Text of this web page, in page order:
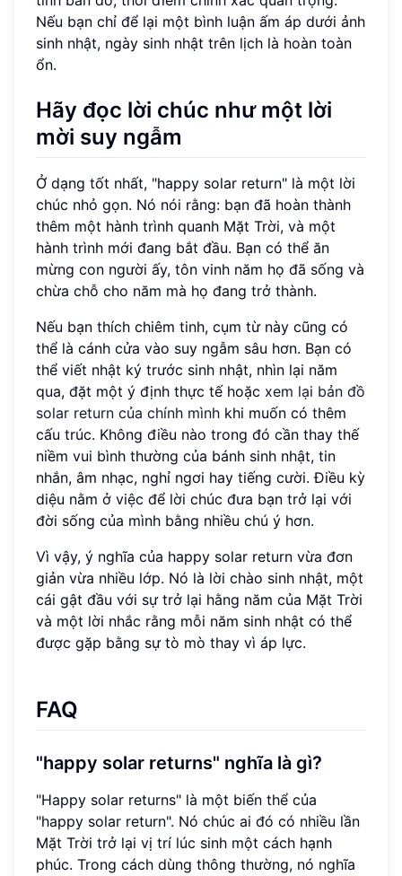
Nếu bạn chỉ để lại một bình luận ấm áp dưới ảnh
sinh nhật, ngày sinh nhật trên lịch là hoàn toàn
ổn.
Hãy đọc lời chúc như một lời
mời suy ngẫm
Ở dạng tốt nhất, "happy solar return" là một lời
chúc nhỏ gọn. Nó nói rằng: bạn đã hoàn thành
thêm một hành trình quanh Mặt Trời, và một
hành trình mới đang bắt đầu. Bạn có thể ăn
mừng con người ấy, tôn vinh năm họ đã sống và
chừa chỗ cho năm mà họ đang trở thành.
Nếu bạn thích chiêm tinh, cụm từ này cũng có
thể là cánh cửa vào suy ngẫm sâu hơn. Bạn có
thể viết nhật ký trước sinh nhật, nhìn lại năm
qua, đặt một ý định thực tế hoặc xem lại bản đồ
solar return của chính mình khi muốn có thêm
cấu trúc. Không điều nào trong đó cần thay thế
niềm vui bình thường của bánh sinh nhật, tin
nhắn, âm nhạc, nghỉ ngơi hay tiếng cười. Điều kỳ
diệu nằm ở việc để lời chúc đưa bạn trở lại với
đời sống của mình bằng nhiều chú ý hơn.
Vì vậy, ý nghĩa của happy solar return vừa đơn
giản vừa nhiều lớp. Nó là lời chào sinh nhật, một
cái gật đầu với sự trở lại hằng năm của Mặt Trời
và một lời nhắc rằng mỗi năm sinh nhật có thể
được gặp bằng sự tò mò thay vì áp lực.
FAQ
"happy solar returns" nghĩa là gì?
"Happy solar returns" là một biến thể của
"happy solar return". Nó chúc ai đó có nhiều lần
Mặt Trời trở lại vị trí lúc sinh một cách hạnh
phúc. Trong cách dùng thông thường, nó nghĩa